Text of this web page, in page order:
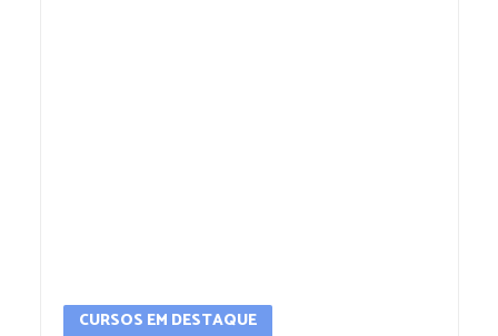
CURSOS EM DESTAQUE